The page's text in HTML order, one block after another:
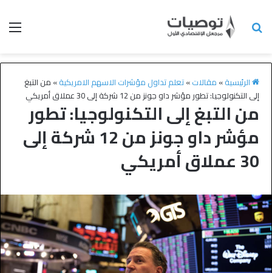
الرئيسية» مقالات»تعلم تداول مؤشرات الاسهم الامريكية» من التبغ
إلى التكنولوجيا: تطور مؤشر داو جونز من 12 شركة إلى 30 عملاق أمريكي
من التبغ إلى التكنولوجيا: تطور
مؤشر داو جونز من 12 شركة إلى
30 عملاق أمريكي